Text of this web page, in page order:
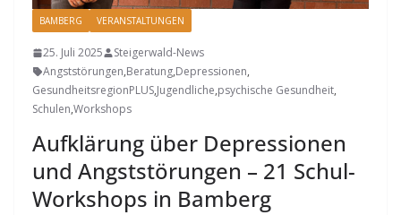
BAMBERG VERANSTALTUNGEN
25. Juli 2025
Steigerwald-News
Angststörungen,Beratung,Depressionen,
GesundheitsregionPLUS,Jugendliche,psychische Gesundheit,
Schulen,Workshops
Aufklärung über Depressionen
und Angststörungen – 21 Schul-
Workshops in Bamberg